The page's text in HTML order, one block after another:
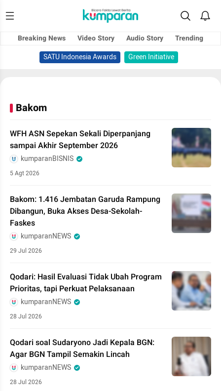
Breaking News Video Story Audio Story
Trending
SATU Indonesia Awards
Green Initiative
Bakom
WFH ASN Sepekan Sekali Diperpanjang
sampai Akhir September 2026
kumparanBISNIS
5 Agt 2026
Bakom: 1.416 Jembatan Garuda Rampung
Dibangun, Buka Akses Desa-Sekolah-
Faskes
kumparanNEWS
29 Jul 2026
Qodari: Hasil Evaluasi Tidak Ubah Program
Prioritas, tapi Perkuat Pelaksanaan
kumparanNEWS
28 Jul 2026
Qodari soal Sudaryono Jadi Kepala BGN:
Agar BGN Tampil Semakin Lincah
kumparanNEWS
28 Jul 2026